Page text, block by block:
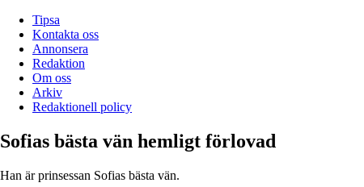
Tipsa
Kontakta oss
Annonsera
Redaktion
Om oss
Arkiv
Redaktionell policy
Sofias bästa vän hemligt förlovad
Han är prinsessan Sofias bästa vän.